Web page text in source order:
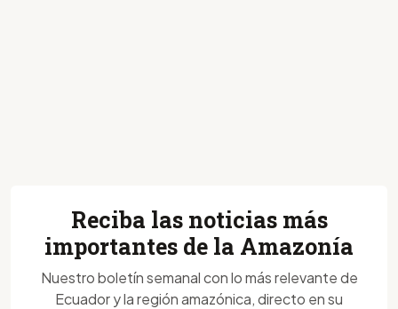
Reciba las noticias más
importantes de la Amazonía
Nuestro boletín semanal con lo más relevante de
Ecuador y la región amazónica, directo en su